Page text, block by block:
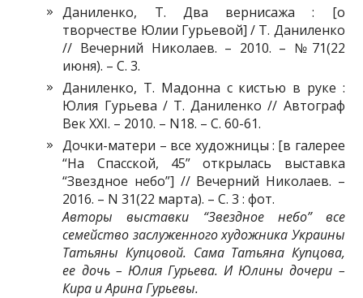
Даниленко, Т. Два вернисажа : [о
творчестве Юлии Гурьевой] / Т. Даниленко
// Вечерний Николаев. – 2010. – №71(22
июня). – С. 3.
Даниленко, Т. Мадонна с кистью в руке :
Юлия Гурьева / Т. Даниленко // Автограф
Век ХХІ. – 2010. – N18. – С. 60-61.
Дочки-матери – все художницы : [в галерее
“На Спасской, 45” открылась выставка
“Звездное небо”] // Вечерний Николаев. –
2016. – N 31(22 марта). – С. 3 : фот.
Авторы выставки “Звездное небо” все
семейство заслуженного художника Украины
Татьяны Купцовой. Сама Татьяна Купцова,
ее дочь – Юлия Гурьева. И Юлины дочери –
Кира и Арина Гурьевы.